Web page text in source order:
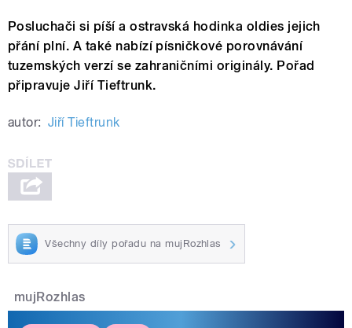
Posluchači si píší a ostravská hodinka oldies jejich
přání plní. A také nabízí písničkové porovnávání
tuzemských verzí se zahraničními originály. Pořad
připravuje Jiří Tieftrunk.
autor: Jiří Tieftrunk
Všechny díly pořadu na mujRozhlas
mujRozhlas